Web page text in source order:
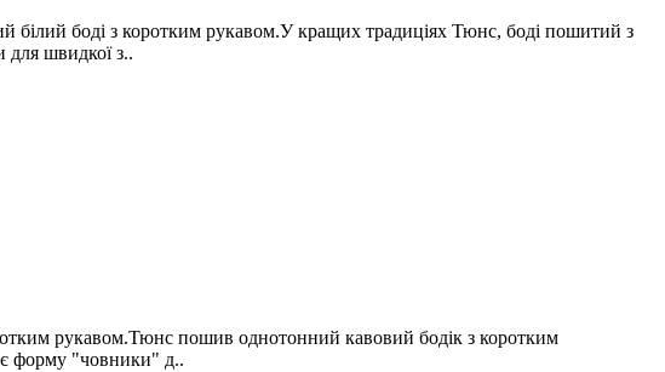
білий боді з коротким рукавом.У кращих традиціях Тюнс, боді пошитий з
для швидкої з..
рукавом.Тюнс пошив однотонний кавовий бодік з коротким
форму "човники" д..